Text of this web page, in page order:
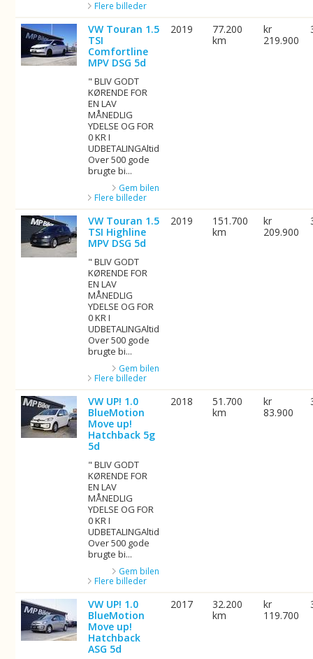
Flere billeder
VW Touran 1.5
TSI
Comfortline
MPV DSG 5d
" BLIV GODT
KØRENDE FOR
EN LAV
MÅNEDLIG
YDELSE OG FOR
0 KR I
UDBETALINGAltid
Over 500 gode
brugte bi...
Gem bilen
Flere billeder
2019
77.200
km
kr
219.900
VW Touran 1.5
TSI Highline
MPV DSG 5d
" BLIV GODT
KØRENDE FOR
EN LAV
MÅNEDLIG
YDELSE OG FOR
0 KR I
UDBETALINGAltid
Over 500 gode
brugte bi...
Gem bilen
Flere billeder
2019
151.700
km
kr
209.900
VW UP! 1.0
BlueMotion
Move up!
Hatchback 5g
5d
" BLIV GODT
KØRENDE FOR
EN LAV
MÅNEDLIG
YDELSE OG FOR
0 KR I
UDBETALINGAltid
Over 500 gode
brugte bi...
Gem bilen
Flere billeder
2018
51.700
km
kr
83.900
VW UP! 1.0
BlueMotion
Move up!
Hatchback
ASG 5d
2017
32.200
km
kr
119.700